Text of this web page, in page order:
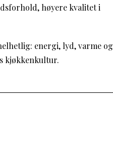
høyere kvalitet i
energi, lyd, varme og
kjøkkenkultur.